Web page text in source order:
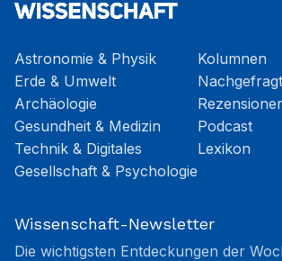
Astronomie & Physik
Erde & Umwelt
Archäologie
Gesundheit & Medizin
Technik & Digitales
Gesellschaft & Psychologie
Kolumnen
Nachgefragt
Podcast
Lexikon
Wissenschaft-Newsletter
Die wichtigsten Entdeckungen der